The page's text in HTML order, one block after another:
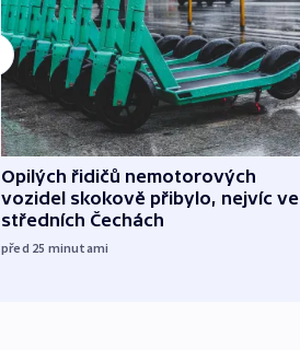
Opilých řidičů nemotorových
vozidel skokově přibylo, nejvíc ve
středních Čechách
před 25 minutami